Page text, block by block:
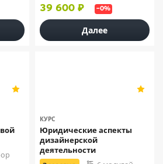
39 600 ₽ –0%
Далее
КУРС
Юридические аспекты
дизайнерской
деятельности